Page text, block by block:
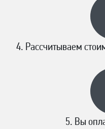
Рассчитываем
Вы